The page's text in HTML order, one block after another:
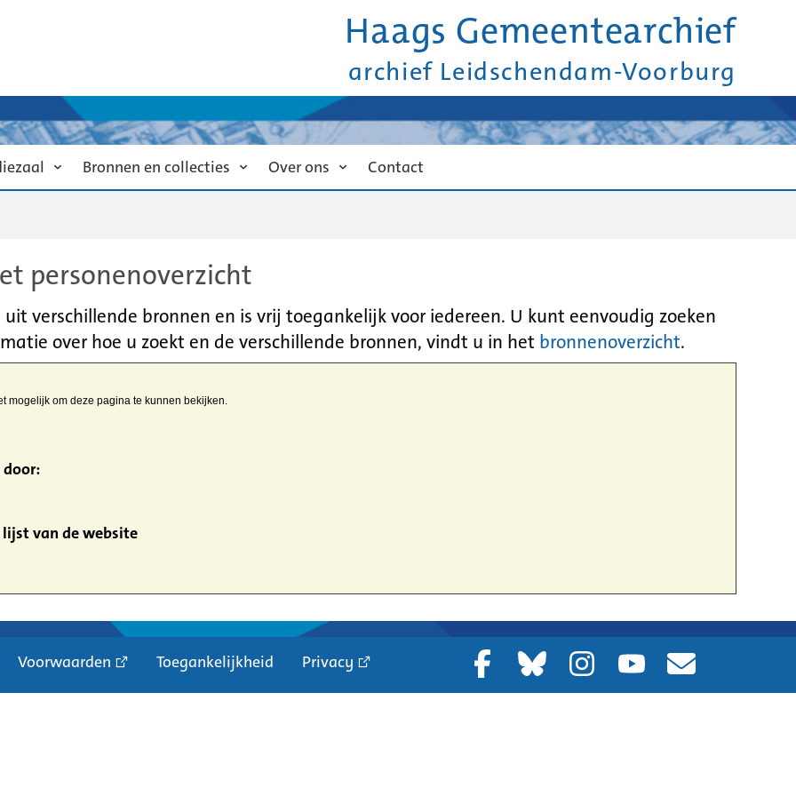
Haags Gemeentearchief
archief Leidschendam-Voorburg
Bronnen en collecties Over ons Contact
personenoverzicht
verschillende bronnen en is vrij toegankelijk voor iedereen. U kunt eenvoudig zoeken
over hoe u zoekt en de verschillende bronnen, vindt u in het bronnenoverzicht.
mogelijk om deze pagina te kunnen bekijken.
van de website
Voorwaarden Toegankelijkheid Privacy